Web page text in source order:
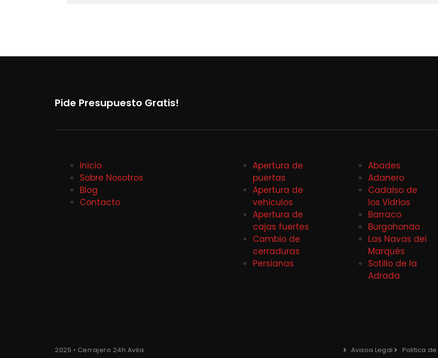
Pide Presupuesto Gratis!
Inicio
Sobre Nosotros
Blog
Contacto
Apertura de
puertas
Apertura de
vehiculos
Apertura de
cajas fuertes
Cambio de
cerraduras
Persianas
Abades
Adanero
Cadalso de
los Vidrios
Barraco
Burgohondo
Las Navas del
Marqués
Sotillo de la
Adrada
2025 • Cerrajero 24h Avila Avisoa Legal Politica